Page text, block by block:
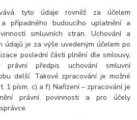
tyto údaje rovněž za účelem
případného budoucího uplatnění a
smluvních stran. Uchování a
údajů je za výše uvedeným účelem po
poslední části plnění dle smlouvy,
právní předpis uchování smluvní
delší. Takové zpracování je možné
1 písm. c) a f) Nařízení – zpracování je
právní povinnosti a pro účely